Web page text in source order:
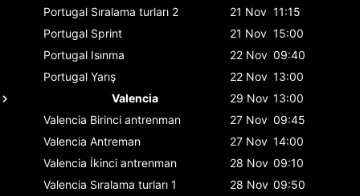
Portugal Sıralama turları 2 21 Nov 11:15
Portugal Sprint 21 Nov 15:00
Portugal Isınma 22 Nov 09:40
Portugal Yarış 22 Nov 13:00
Valencia
29 Nov 13:00
Valencia Birinci antrenman 27 Nov 09:45
Valencia Antreman 27 Nov 14:00
Valencia İkinci antrenman 28 Nov 09:10
Valencia Sıralama turları 1 28 Nov 09:50